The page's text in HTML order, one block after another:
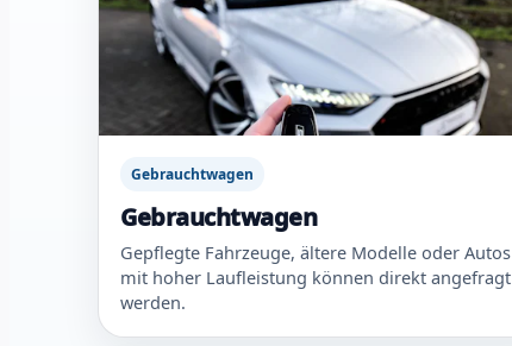
Gebrauchtwagen
Gebrauchtwagen
Gepflegte Fahrzeuge, ältere Modelle oder Autos
mit hoher Laufleistung können direkt angefragt
werden.